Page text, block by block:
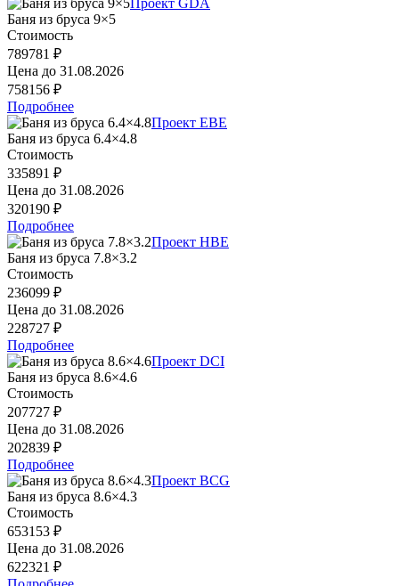
Баня из бруса 9×5
Стоимость
789781 ₽
Цена до 31.08.2026
758156 ₽
Подробнее
Проект EBE
Баня из бруса 6.4×4.8
Стоимость
335891 ₽
Цена до 31.08.2026
320190 ₽
Подробнее
Проект HBE
Баня из бруса 7.8×3.2
Стоимость
236099 ₽
Цена до 31.08.2026
228727 ₽
Подробнее
Проект DCI
Баня из бруса 8.6×4.6
Стоимость
207727 ₽
Цена до 31.08.2026
202839 ₽
Подробнее
Проект BCG
Баня из бруса 8.6×4.3
Стоимость
653153 ₽
Цена до 31.08.2026
622321 ₽